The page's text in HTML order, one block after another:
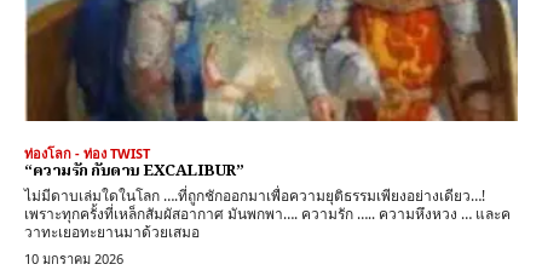
ท่องโลก - ท่อง TWIST
“ความรัก กับดาบ EXCALIBUR”
ไม่มีดาบเล่มใดในโลก ….ที่ถูกชักออกมาเพื่อความยุติธรรมเพียงอย่างเดียว…!
เพราะทุกครั้งที่เหล็กสัมผัสอากาศ มันพกพา…. ความรัก ….. ความหึงหวง … และค
วาทะเยอทะยานมาด้วยเสมอ
10 มกราคม 2026